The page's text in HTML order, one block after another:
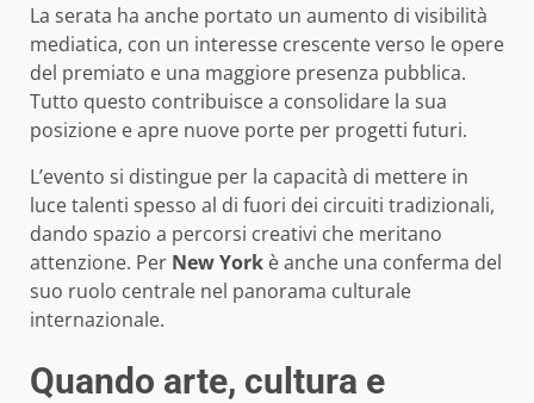
La serata ha anche portato un aumento di visibilità
mediatica, con un interesse crescente verso le opere
del premiato e una maggiore presenza pubblica.
Tutto questo contribuisce a consolidare la sua
posizione e apre nuove porte per progetti futuri.
L’evento si distingue per la capacità di mettere in
luce talenti spesso al di fuori dei circuiti tradizionali,
dando spazio a percorsi creativi che meritano
attenzione. Per New York è anche una conferma del
suo ruolo centrale nel panorama culturale
internazionale.
Quando arte, cultura e